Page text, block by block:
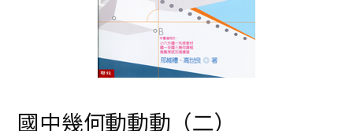
國中幾何動動動（二）